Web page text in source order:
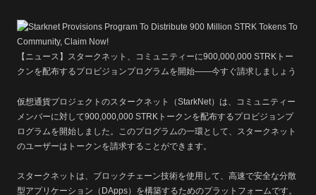
【ニュース】スタークネット、コミュニティーに900,000,000 STRKトー
クンを配布するプロビジョンプログラムを開始――今すぐ請求しましょう
仮想通貨プロジェクトのスタークネット（StarkNet）は、コミュニティー
メンバーに対して900,000,000 STRKトークンを配布するプロビジョンプ
ログラムを開始しました。このプログラムの一環として、スタークネット
のユーザーはトークンを請求することができます。
スタークネットは、ブロックチェーン技術を使用して、高速で安全な分散
型アプリケーション（DApps）を構築するためのプラットフォームです。